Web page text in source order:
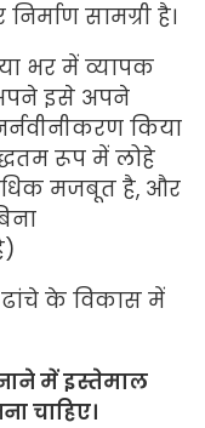
सामग्री है।
भर में व्यापक
इसे अपने
किया
रूप में लोहे
मजबूत है, और
ढांचे के विकास में
मेंइस्तेमाल
चाहिए।